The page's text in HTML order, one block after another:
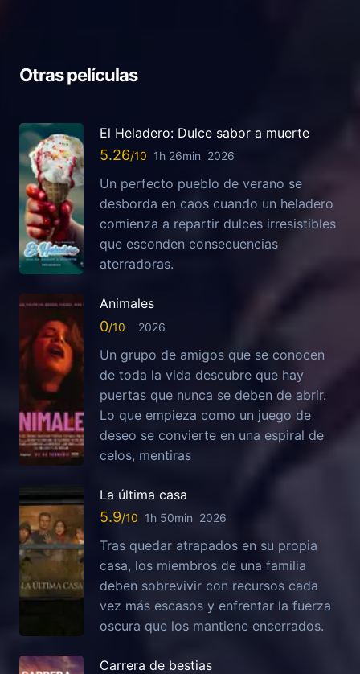
Otras películas
El Heladero: Dulce sabor a muerte
5.26 1h 26min 2026
Un perfecto pueblo de verano se
desborda en caos cuando un heladero
comienza a repartir dulces irresistibles
que esconden consecuencias
aterradoras.
Animales
0 2026
Un grupo de amigos que se conocen
de toda la vida descubre que hay
puertas que nunca se deben de abrir.
Lo que empieza como un juego de
deseo se convierte en una espiral de
celos, mentiras
La última casa
5.9 1h 50min 2026
Tras quedar atrapados en su propia
casa, los miembros de una familia
deben sobrevivir con recursos cada
vez más escasos y enfrentar la fuerza
oscura que los mantiene encerrados.
Carrera de bestias